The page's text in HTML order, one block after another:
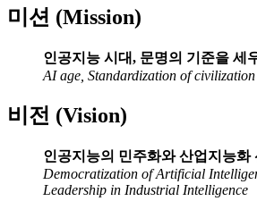
미션 (Mission)
인공지능 시대, 문명의 기준을 세
AI age, Standardization of civilization
비전 (Vision)
인공지능의 민주화와 산업지능화
Democratization of Artificial
Leadership in Industrial Intelligence